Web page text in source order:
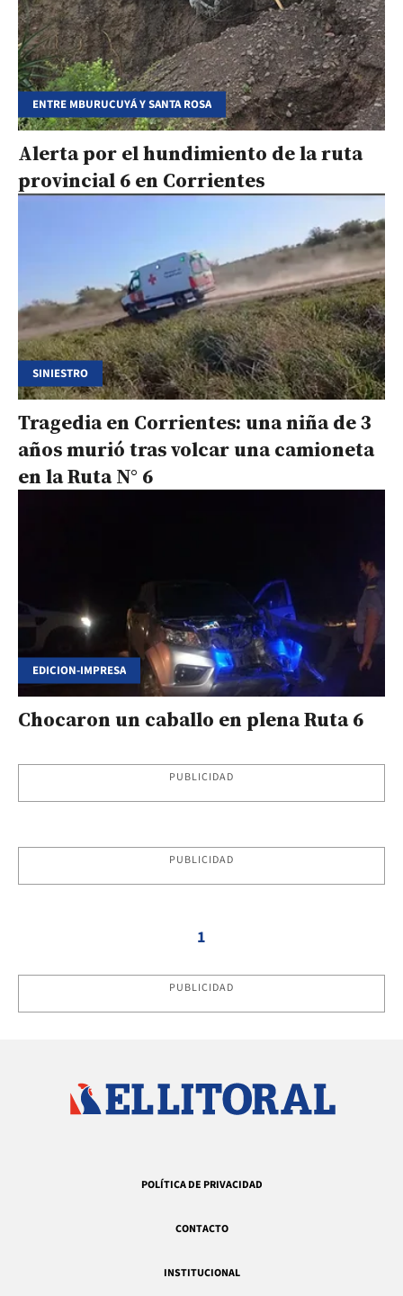
ENTRE MBURUCUYÁ Y SANTA ROSA
Alerta por el hundimiento de la ruta
provincial 6 en Corrientes
SINIESTRO
Tragedia en Corrientes: una niña de 3
años murió tras volcar una camioneta
en la Ruta N° 6
EDICION-IMPRESA
Chocaron un caballo en plena Ruta 6
PUBLICIDAD
PUBLICIDAD
1
PUBLICIDAD
POLÍTICA DE PRIVACIDAD
CONTACTO
INSTITUCIONAL